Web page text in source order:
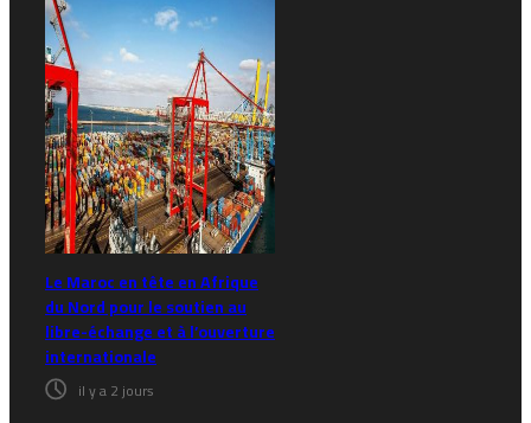
Le Maroc en tête en Afrique
du Nord pour le soutien au
libre-échange et à l’ouverture
internationale
il y a 2 jours